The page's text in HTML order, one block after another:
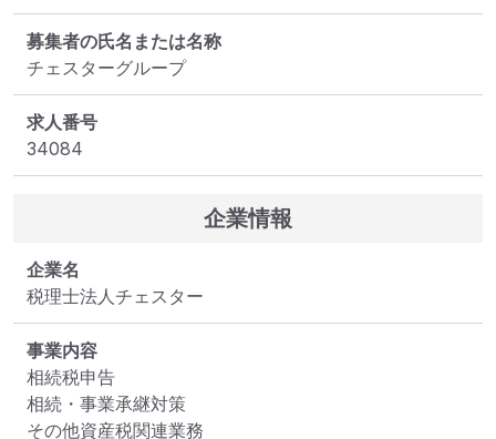
募集者の氏名または名称
チェスターグループ
求人番号
34084
企業情報
企業名
税理士法人チェスター
事業内容
相続税申告
相続・事業承継対策
その他資産税関連業務